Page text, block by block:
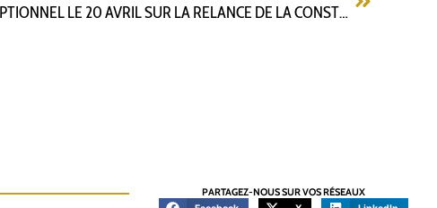
CONSEIL MUNICIPAL EXCEPTIONNEL LE 20 AVRIL SUR LA RELANCE DE LA CONSTRUCTION
PARTAGEZ-NOUS SUR VOS RÉSEAUX